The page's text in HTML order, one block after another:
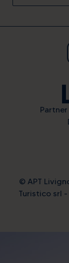
Partner
© APT
Turistico srl -